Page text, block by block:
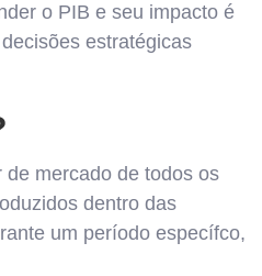
o PIB e seu impacto é
estratégicas
mercado de todos os
dentro das
um período específco,